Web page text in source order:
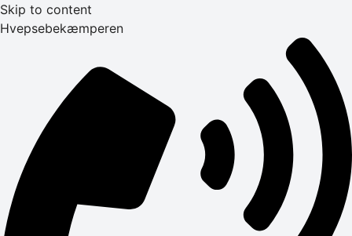
Skip to content
Hvepsebekæmperen